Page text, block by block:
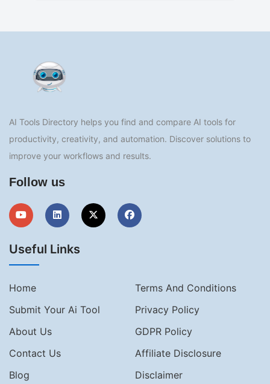
AI Tools Directory helps you find and compare AI tools for
productivity, creativity, and automation. Discover solutions to
improve your workflows and results.
Follow us
Useful Links
Home
Terms And Conditions
Submit Your Ai Tool
Privacy Policy
About Us
GDPR Policy
Contact Us
Affiliate Disclosure
Blog
Disclaimer